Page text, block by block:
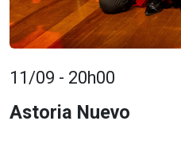
11/09 - 20h00
Astoria Nuevo